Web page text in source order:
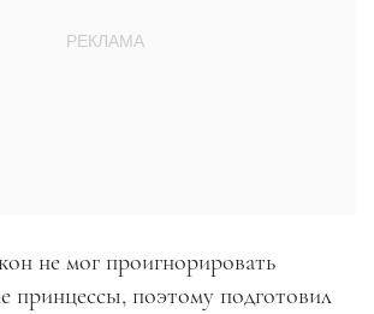
не мог проигнорировать
принцессы, поэтому подготовил